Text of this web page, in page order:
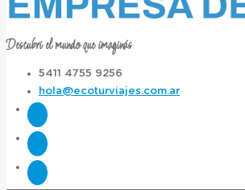
Descubrí el mundo que imaginás
5411 4755 9256
hola@ecoturviajes.com.ar